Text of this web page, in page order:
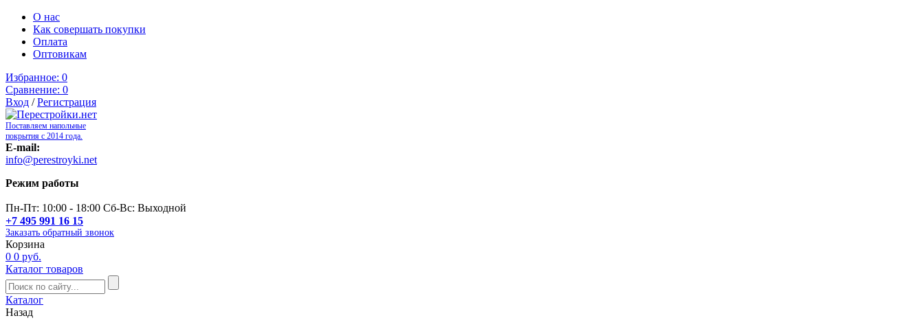
О нас
Как совершать покупки
Оплата
Оптовикам
Избранное: 0
Сравнение: 0
Вход /Регистрация
Поставляем напольные
покрытия с 2014 года.
E-mail:
info@perestroyki.net
Режим работы
Пн-Пт: 10:00 - 18:00 Сб-Вс: Выходной
+7 495 991 16 15
Заказать обратный звонок
Корзина
0 0 руб.
Каталог товаров
Каталог
Назад